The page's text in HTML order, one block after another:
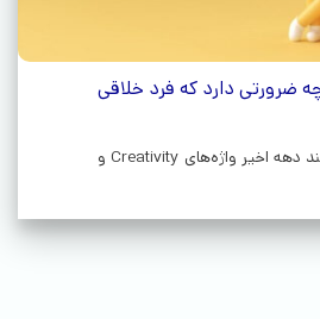
ضرورتی دارد که فرد خلاقی
Rasoul Omid چرا در چند دهه اخیر واژه‌های Creativity و